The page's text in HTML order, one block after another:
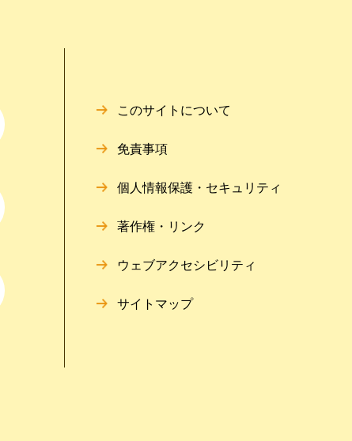
このサイトについて
免責事項
個人情報保護・セキュリティ
著作権・リンク
ウェブアクセシビリティ
サイトマップ